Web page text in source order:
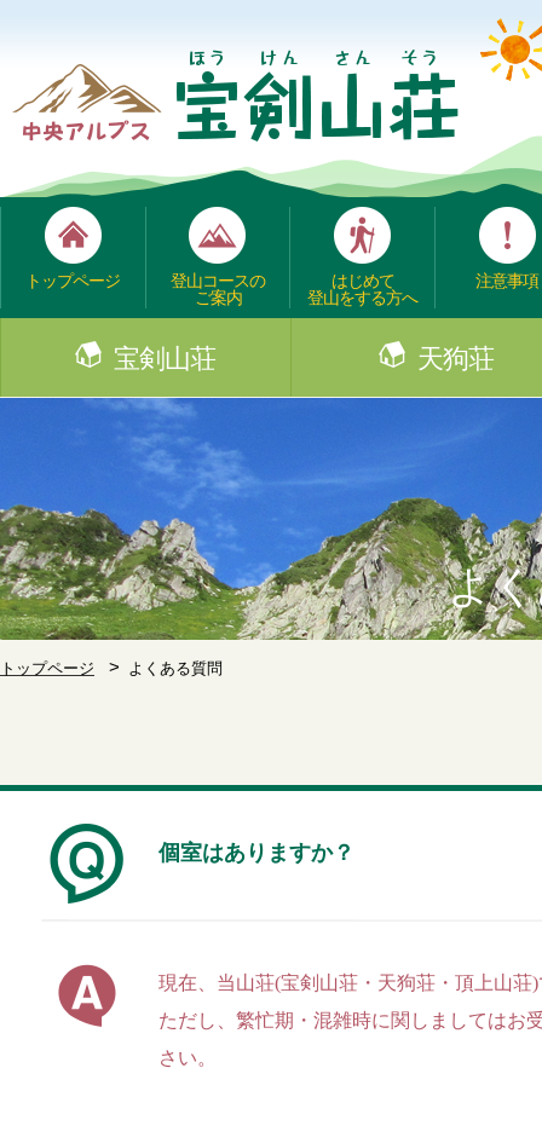
トップページ
登山コースの
ご案内
はじめて
登山をする方へ
注意事項
宝剣山荘 天狗荘
よ
トップページ よくある質問
個室はありますか？
現在、当山荘(宝剣山荘・天狗荘・頂上山
ただし、繁忙期・混雑時に関しましてはお
さい。